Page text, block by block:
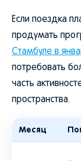
Если поездка
продумать
Стамбуле в
потребовать
часть
пространства.
Месяц